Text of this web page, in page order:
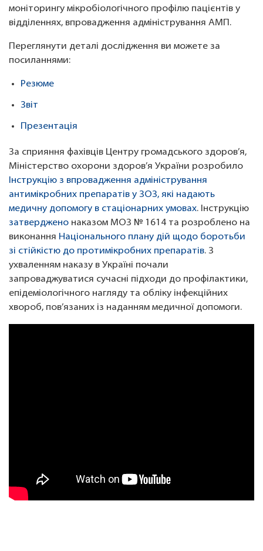
моніторингу мікробіологічного профілю пацієнтів у
відділеннях, впровадження адміністрування АМП.
Переглянути деталі дослідження ви можете за
посиланнями:
Резюме
Звіт
Презентація
За сприяння фахівців Центру громадського здоров’я,
Міністерство охорони здоров’я України розробило
Інструкцію з впровадження адміністрування
антимікробних препаратів у ЗОЗ, які надають
медичну допомогу в стаціонарних умовах. Інструкцію
затверджено наказом МОЗ № 1614 та розроблено на
виконання Національного плану дій щодо боротьби
зі стійкістю до протимікробних препаратів. З
ухваленням наказу ​​в Україні почали
запроваджуватися сучасні підходи до профілактики,
епідеміологічного нагляду та обліку інфекційних
хвороб, пов’язаних із наданням медичної допомоги.